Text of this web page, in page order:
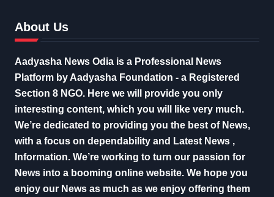
About Us
Aadyasha News Odia is a Professional News
Platform by Aadyasha Foundation - a Registered
Section 8 NGO. Here we will provide you only
interesting content, which you will like very much.
We’re dedicated to providing you the best of News,
with a focus on dependability and Latest News ,
Information. We’re working to turn our passion for
News into a booming online website. We hope you
enjoy our News as much as we enjoy offering them